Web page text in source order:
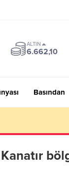
ALTIN
6.662,10
Basından